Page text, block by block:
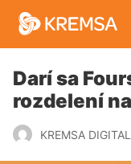
Darí sa
rozdelení
KREMSA DIGITAL